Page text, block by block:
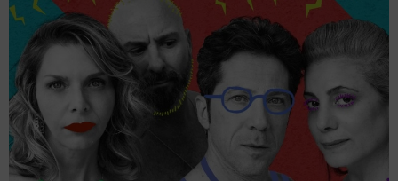
מחול ובלט
קונצרטים
הרצאות
סרטים